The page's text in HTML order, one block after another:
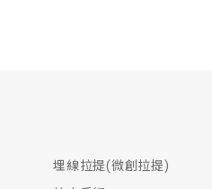
埋線拉提(微創拉提)